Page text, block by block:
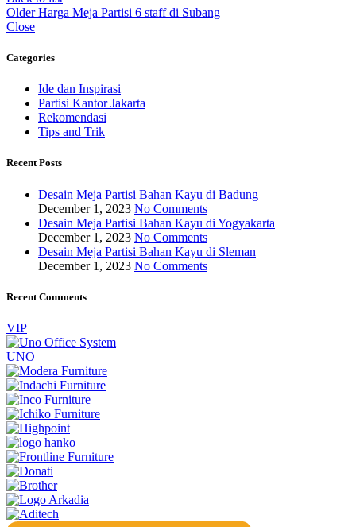
Older Harga Meja Partisi 6 staff di Subang
Close
Categories
Ide dan Inspirasi
Partisi Kantor Jakarta
Rekomendasi
Tips and Trik
Recent Posts
Desain Meja Partisi Bahan Kayu di Badung
December 1, 2023 No Comments
Desain Meja Partisi Bahan Kayu di Yogyakarta
December 1, 2023 No Comments
Desain Meja Partisi Bahan Kayu di Sleman
December 1, 2023 No Comments
Recent Comments
VIP
UNO